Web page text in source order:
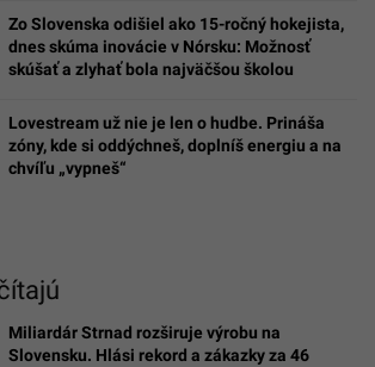
Zo Slovenska odišiel ako 15-ročný hokejista,
dnes skúma inovácie v Nórsku: Možnosť
skúšať a zlyhať bola najväčšou školou
Lovestream už nie je len o hudbe. Prináša
zóny, kde si oddýchneš, doplníš energiu a na
chvíľu „vypneš“
Miliardár Strnad rozširuje výrobu na
Slovensku. Hlási rekord a zákazky za 46